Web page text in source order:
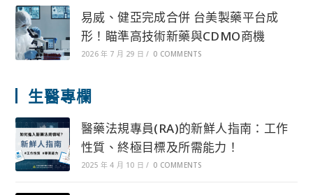
易威、健亞完成合併 台美製藥平台成
形！瞄準高技術新藥與CDMO商機
2026 年 7 月 29 日 / 0 COMMENTS
生醫專欄
醫藥法規專員(RA)的新鮮人指南：工作
性質、終極目標及所需能力！
2025 年 4 月 10 日 / 0 COMMENTS